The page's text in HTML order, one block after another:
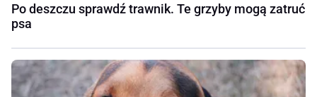
Po deszczu sprawdź trawnik. Te grzyby mogą zatruć
psa